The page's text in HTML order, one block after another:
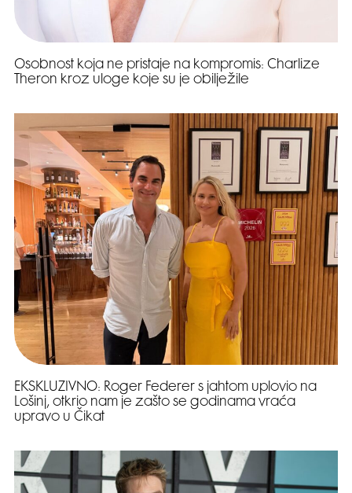
Osobnost koja ne pristaje na kompromis: Charlize
Theron kroz uloge koje su je obilježile
EKSKLUZIVNO: Roger Federer s jahtom uplovio na
Lošinj, otkrio nam je zašto se godinama vraća
upravo u Čikat